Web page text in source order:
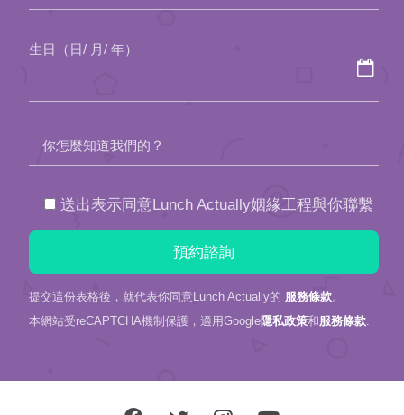
empty.
生日（日/ 月/ 年）
你怎麼知道我們的？
送出表示同意Lunch Actually姻緣工程與你聯繫
提交這份表格後，就代表你同意Lunch Actually的 服務條款。
本網站受reCAPTCHA機制保護，適用Google隱私政策和服務條款.